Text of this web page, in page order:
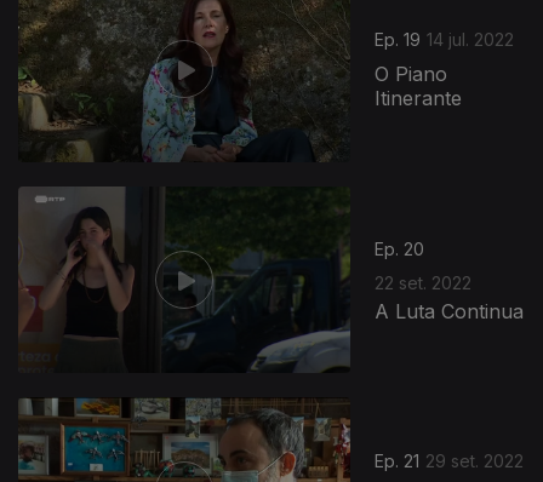
Ep. 19 14 jul. 2022
O Piano
Itinerante
Ep. 20
22 set. 2022
A Luta Continua
Ep. 21 29 set. 2022